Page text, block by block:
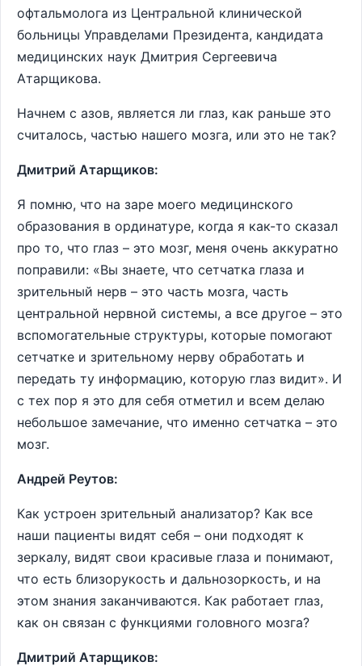
офтальмолога из Центральной клинической
больницы Управделами Президента, кандидата
медицинских наук Дмитрия Сергеевича
Атарщикова.
Начнем с азов, является ли глаз, как раньше это
считалось, частью нашего мозга, или это не так?
Дмитрий Атарщиков:
Я помню, что на заре моего медицинского
образования в ординатуре, когда я как-то сказал
про то, что глаз – это мозг, меня очень аккуратно
поправили: «Вы знаете, что сетчатка глаза и
зрительный нерв – это часть мозга, часть
центральной нервной системы, а все другое – это
вспомогательные структуры, которые помогают
сетчатке и зрительному нерву обработать и
передать ту информацию, которую глаз видит». И
с тех пор я это для себя отметил и всем делаю
небольшое замечание, что именно сетчатка – это
мозг.
Андрей Реутов:
Как устроен зрительный анализатор? Как все
наши пациенты видят себя – они подходят к
зеркалу, видят свои красивые глаза и понимают,
что есть близорукость и дальнозоркость, и на
этом знания заканчиваются. Как работает глаз,
как он связан с функциями головного мозга?
Дмитрий Атарщиков: